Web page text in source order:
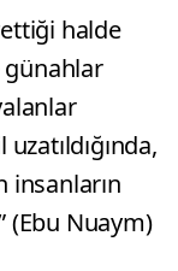
halde
günahlar
insanların
(Ebu Nuaym)